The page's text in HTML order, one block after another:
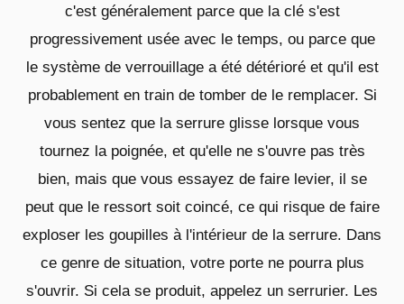
c'est généralement parce que la clé s'est
progressivement usée avec le temps, ou parce que
le système de verrouillage a été détérioré et qu'il est
probablement en train de tomber de le remplacer. Si
vous sentez que la serrure glisse lorsque vous
tournez la poignée, et qu'elle ne s'ouvre pas très
bien, mais que vous essayez de faire levier, il se
peut que le ressort soit coincé, ce qui risque de faire
exploser les goupilles à l'intérieur de la serrure. Dans
ce genre de situation, votre porte ne pourra plus
s'ouvrir. Si cela se produit, appelez un serrurier. Les